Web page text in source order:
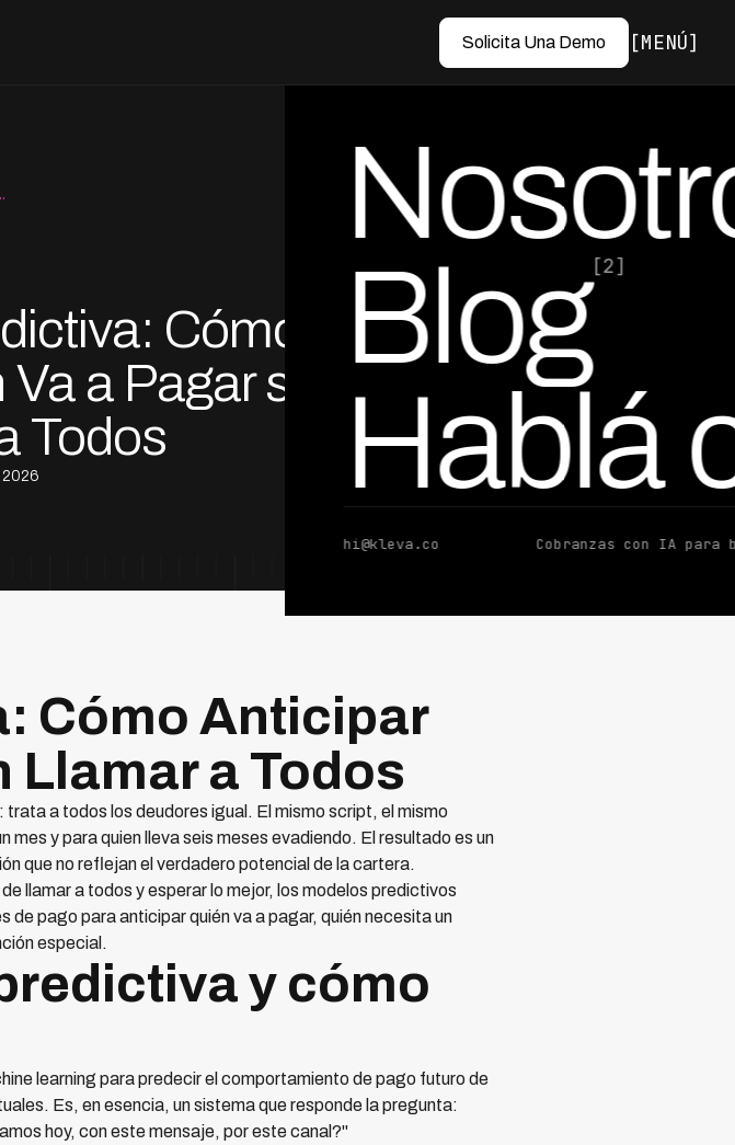
Solicita Una Demo MENÚ
Blog[2]
Hablá
hi@kleva.co Cobranzas con IA para
Cómo
a Pagar sin
Todos
2026
por Ed Escobar
Co-Founder & CEO
Cómo Anticipar
Llamar a Todos
a todos los deudores igual. El mismo script, el mismo
y para quien lleva seis meses evadiendo. El resultado es un
que no reflejan el verdadero potencial de la cartera.
llamar a todos y esperar lo mejor, los modelos predictivos
pago para anticipar quién va a pagar, quién necesita un
especial.
y cómo
learning para predecir el comportamiento de pago futuro de
Es, en esencia, un sistema que responde la pregunta:
hoy, con este mensaje, por este canal?"